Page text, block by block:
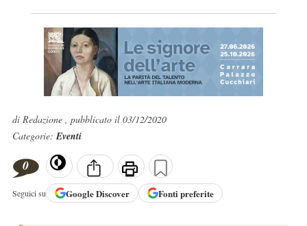
di Redazione , pubblicato il 03/12/2020
Categorie:Eventi
0
Seguici su GoogleDiscover Fonti preferite